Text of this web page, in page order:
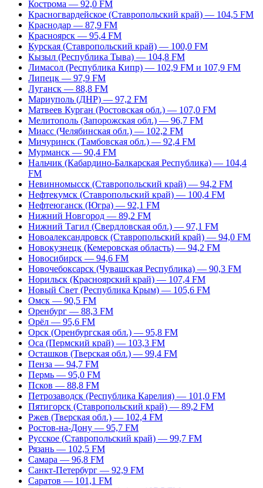
Кострома — 92,0 FM
Красногвардейское (Ставропольский край) — 104,5 FM
Краснодар — 87,9 FM
Красноярск — 95,4 FM
Курская (Ставропольский край) — 100,0 FM
Кызыл (Республика Тыва) — 104,8 FM
Лимасол (Республика Кипр) — 102,9 FM и 107,9 FM
Липецк — 97,9 FM
Луганск — 88,8 FM
Мариуполь (ДНР) — 97,2 FM
Матвеев Курган (Ростовская обл.) — 107,0 FM
Мелитополь (Запорожская обл.) — 96,7 FM
Миасс (Челябинская обл.) — 102,2 FM
Мичуринск (Тамбовская обл.) — 92,4 FM
Мурманск — 90,4 FM
Нальчик (Кабардино-Балкарская Республика) — 104,4
FM
Невинномысск (Ставропольский край) — 94,2 FM
Нефтекумск (Ставропольский край) — 100,4 FM
Нефтеюганск (Югра) — 92,1 FM
Нижний Новгород — 89,2 FM
Нижний Тагил (Свердловская обл.) — 97,1 FM
Новоалександровск (Ставропольский край) — 94,0 FM
Новокузнецк (Кемеровская область) — 94,2 FM
Новосибирск — 94,6 FM
Новочебоксарск (Чувашская Республика) — 90,3 FM
Норильск (Красноярский край) — 107,4 FM
Новый Свет (Республика Крым) — 105,6 FM
Омск — 90,5 FM
Оренбург — 88,3 FM
Орёл — 95,6 FM
Орск (Оренбургская обл.) — 95,8 FM
Оса (Пермский край) — 103,3 FM
Осташков (Тверская обл.) — 99,4 FM
Пенза — 94,7 FM
Пермь — 95,0 FM
Псков — 88,8 FM
Петрозаводск (Республика Карелия) — 101,0 FM
Пятигорск (Ставропольский край) — 89,2 FM
Ржев (Тверская обл.) — 102,4 FM
Ростов-на-Дону — 95,7 FM
Русское (Ставропольский край) — 99,7 FM
Рязань — 102,5 FM
Самара — 96,8 FM
Санкт-Петербург — 92,9 FM
Саратов — 101,1 FM